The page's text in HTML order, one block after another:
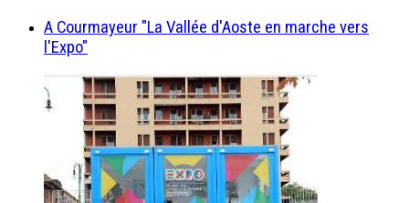
A Courmayeur "La Vallée d'Aoste en marche vers
l'Expo"